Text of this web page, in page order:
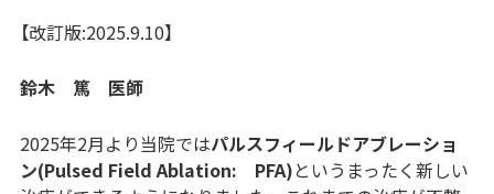
【改訂版:2025.9.10】
鈴木 篤 医師
2025年2月より当院ではパルスフィールドアブレーショ
ン(Pulsed Field Ablation: PFA)というまったく新しい